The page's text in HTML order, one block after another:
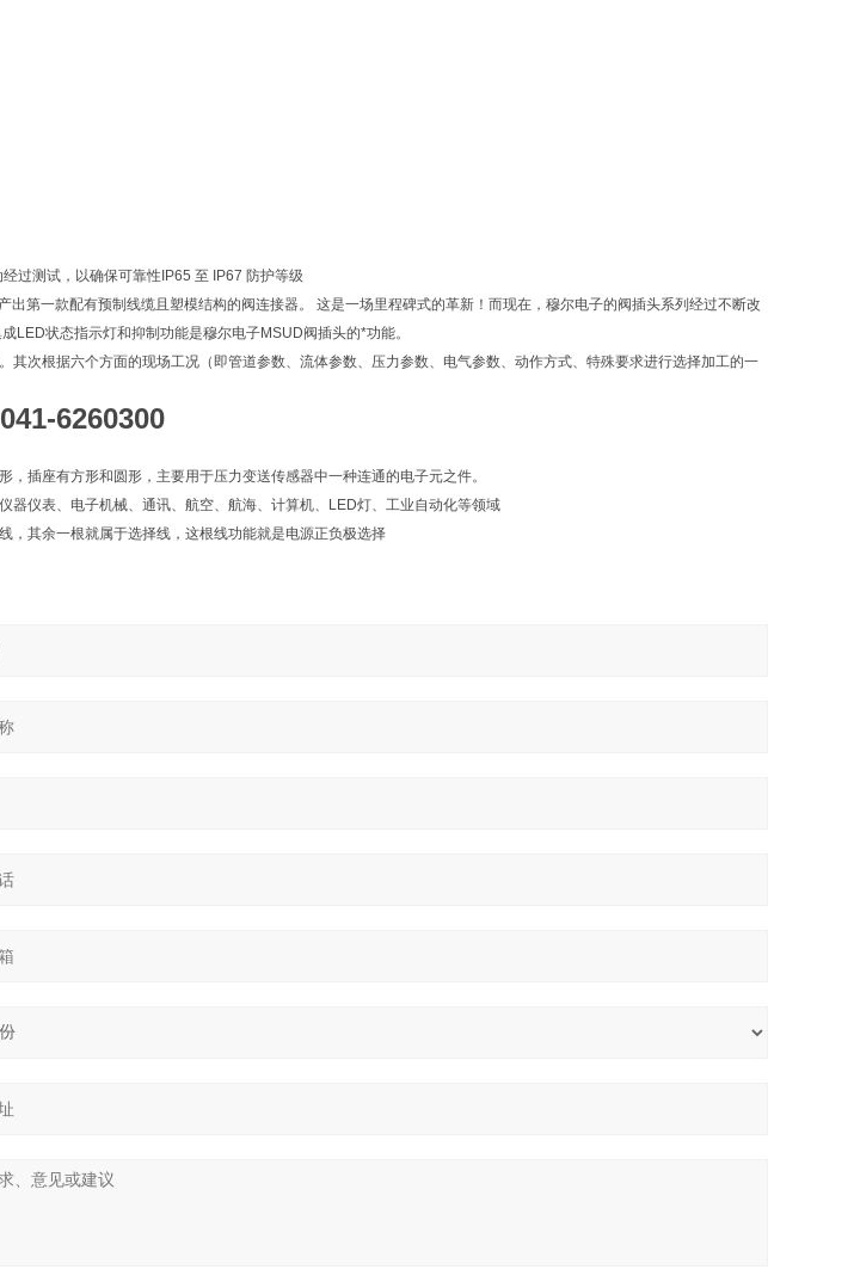
经过测试，以确保可靠性IP65 至 IP67 防护等级
出第一款配有预制线缆且塑模结构的阀连接器。 这是一场里程碑式的革新！而现在，穆尔电子的阀插头系列经过不断改
LED状态指示灯和抑制功能是穆尔电子MSUD阀插头的*功能。
其次根据六个方面的现场工况（即管道参数、流体参数、压力参数、电气参数、动作方式、特殊要求进行选择加工的一
6260300
插座有方形和圆形，主要用于压力变送传感器中一种连通的电子元之件。
器仪表、电子机械、通讯、航空、航海、计算机、LED灯、工业自动化等领域
，其余一根就属于选择线，这根线功能就是电源正负极选择